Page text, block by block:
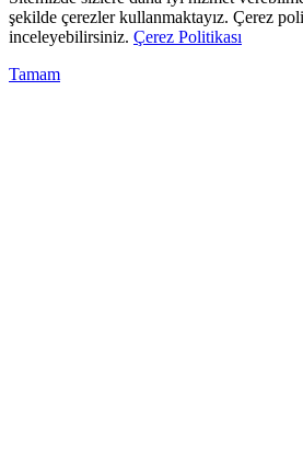
şekilde çerezler kullanmaktayız. Çerez
inceleyebilirsiniz. Çerez Politikası
Tamam